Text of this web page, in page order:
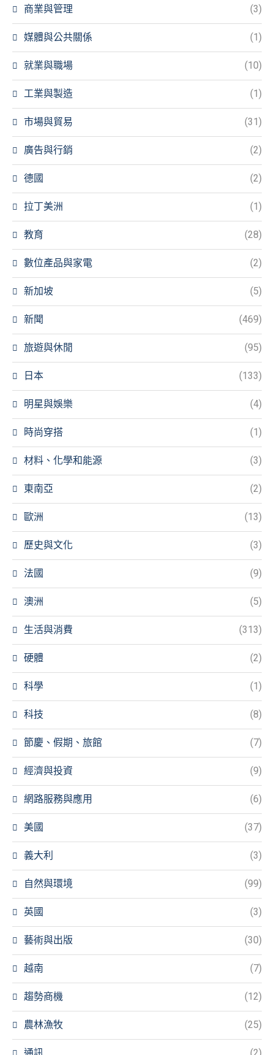
商業與管理 (3)
媒體與公共關係 (1)
就業與職場 (10)
工業與製造 (1)
市場與貿易 (31)
廣告與行銷 (2)
德國 (2)
拉丁美洲 (1)
教育 (28)
數位產品與家電 (2)
新加坡 (5)
新聞 (469)
旅遊與休閒 (95)
日本 (133)
明星與娛樂 (4)
時尚穿搭 (1)
材料、化學和能源 (3)
東南亞 (2)
歐洲 (13)
歷史與文化 (3)
法國 (9)
澳洲 (5)
生活與消費 (313)
硬體 (2)
科學 (1)
科技 (8)
節慶、假期、旅館 (7)
經濟與投資 (9)
網路服務與應用 (6)
美國 (37)
義大利 (3)
自然與環境 (99)
英國 (3)
藝術與出版 (30)
越南 (7)
趨勢商機 (12)
農林漁牧 (25)